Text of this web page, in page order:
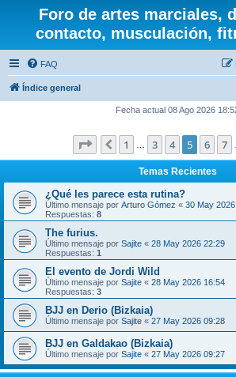
Foro de artes marciales,
contacto, musculación,
FAQ
Índice general
Fecha actual 08 Ago 2026
Página de 10
Anterior
1 3 4 5 6 7
Temas Recientes
¿Qué les parece esta rutina?
Último mensaje por Arturo Gómez « 30 May
Respuestas: 8
The furius.
Último mensaje por Sajite « 28 May 2026 22:29
Respuestas: 1
El evento de Jordi Wild
Último mensaje por Sajite « 28 May 2026 16:54
Respuestas: 3
BJJ en Derio (Bizkaia)
Último mensaje por Sajite « 27 May 2026 09:28
BJJ en Galdakao (Bizkaia)
Último mensaje por Sajite « 27 May 2026 09:27